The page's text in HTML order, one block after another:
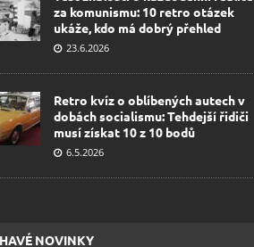
za komunismu: 10 retro otázek
ukáže, kdo má dobrý přehled
23.6.2026
Retro kvíz o oblíbených autech v
dobách socialismu: Tehdejší řidiči
musí získat 10 z 10 bodů
6.5.2026
NOVINKY